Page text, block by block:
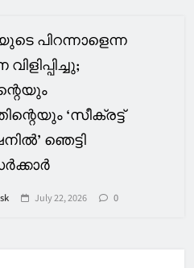
പിറന്നാളെന്ന
‘സീക്രട്ട്
ഞെട്ടി
July 22, 2026 0